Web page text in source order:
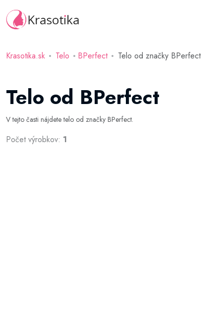
Krasotika.sk Telo BPerfect Telo od značky BPerfect
Telo od BPerfect
V tejto časti nájdete telo od značky BPerfect.
Počet výrobkov: 1